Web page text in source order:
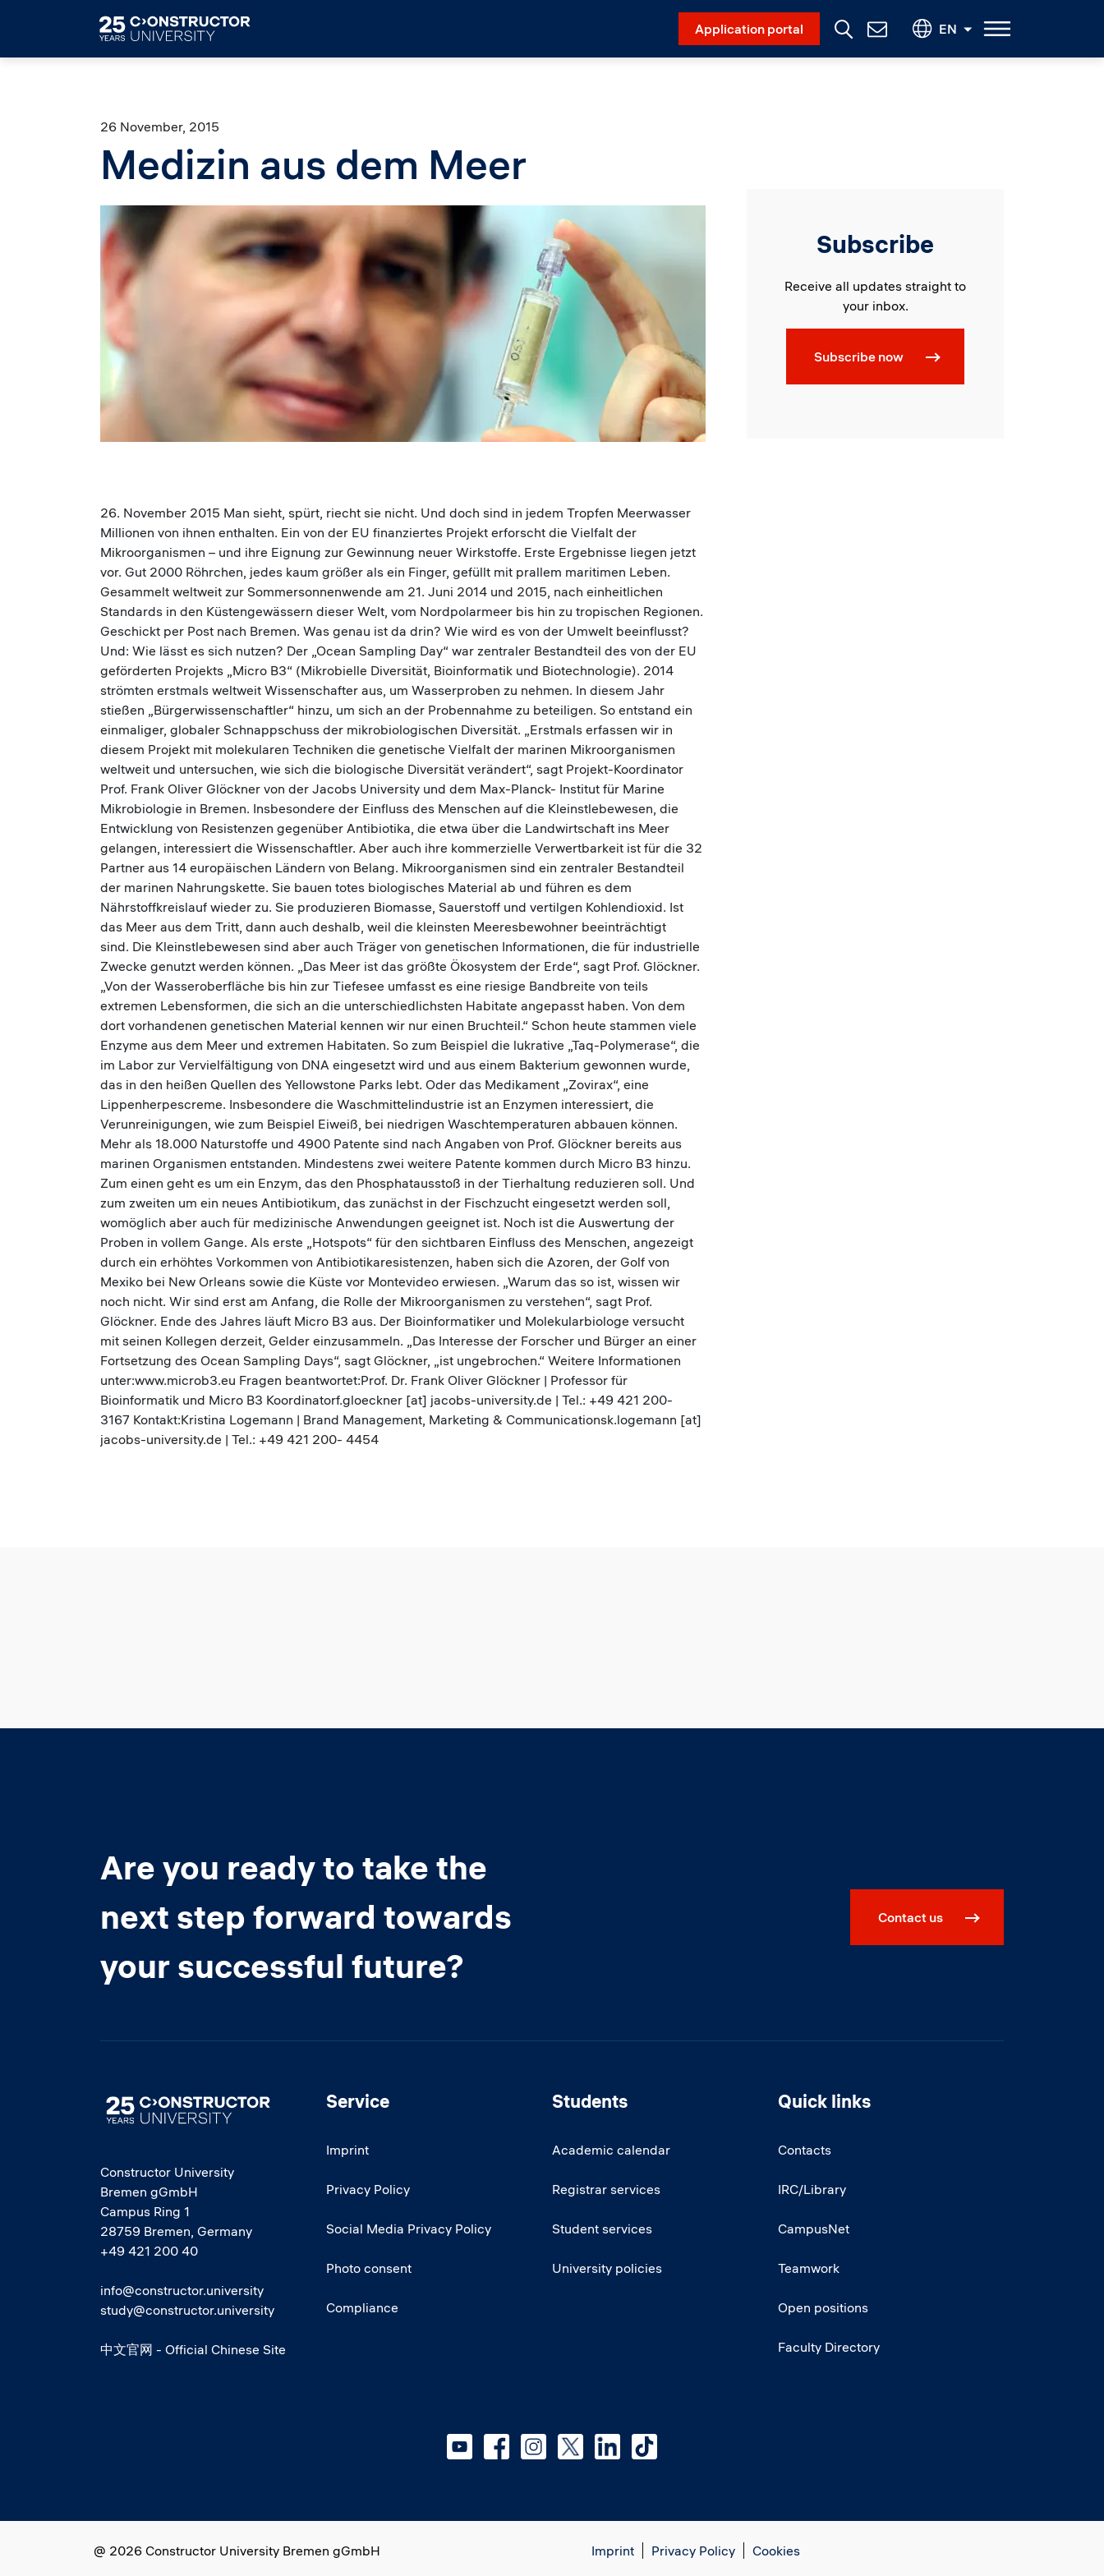
Application portal
Contact
Us
EN
26 November, 2015
Medizin aus dem Meer
Image
26. November 2015 Man sieht, spürt, riecht sie nicht. Und doch sind in jedem Tropfen Meerwasser
Millionen von ihnen enthalten. Ein von der EU finanziertes Projekt erforscht die Vielfalt der
Mikroorganismen – und ihre Eignung zur Gewinnung neuer Wirkstoffe. Erste Ergebnisse liegen jetzt
vor. Gut 2000 Röhrchen, jedes kaum größer als ein Finger, gefüllt mit prallem maritimen Leben.
Gesammelt weltweit zur Sommersonnenwende am 21. Juni 2014 und 2015, nach einheitlichen
Standards in den Küstengewässern dieser Welt, vom Nordpolarmeer bis hin zu tropischen Regionen.
Geschickt per Post nach Bremen. Was genau ist da drin? Wie wird es von der Umwelt beeinflusst?
Und: Wie lässt es sich nutzen? Der „Ocean Sampling Day“ war zentraler Bestandteil des von der EU
geförderten Projekts „Micro B3“ (Mikrobielle Diversität, Bioinformatik und Biotechnologie). 2014
strömten erstmals weltweit Wissenschafter aus, um Wasserproben zu nehmen. In diesem Jahr
stießen „Bürgerwissenschaftler“ hinzu, um sich an der Probennahme zu beteiligen. So entstand ein
einmaliger, globaler Schnappschuss der mikrobiologischen Diversität. „Erstmals erfassen wir in
diesem Projekt mit molekularen Techniken die genetische Vielfalt der marinen Mikroorganismen
weltweit und untersuchen, wie sich die biologische Diversität verändert“, sagt Projekt-Koordinator
Prof. Frank Oliver Glöckner von der Jacobs University und dem Max-Planck- Institut für Marine
Mikrobiologie in Bremen. Insbesondere der Einfluss des Menschen auf die Kleinstlebewesen, die
Entwicklung von Resistenzen gegenüber Antibiotika, die etwa über die Landwirtschaft ins Meer
gelangen, interessiert die Wissenschaftler. Aber auch ihre kommerzielle Verwertbarkeit ist für die 32
Partner aus 14 europäischen Ländern von Belang. Mikroorganismen sind ein zentraler Bestandteil
der marinen Nahrungskette. Sie bauen totes biologisches Material ab und führen es dem
Nährstoffkreislauf wieder zu. Sie produzieren Biomasse, Sauerstoff und vertilgen Kohlendioxid. Ist
das Meer aus dem Tritt, dann auch deshalb, weil die kleinsten Meeresbewohner beeinträchtigt
sind. Die Kleinstlebewesen sind aber auch Träger von genetischen Informationen, die für industrielle
Zwecke genutzt werden können. „Das Meer ist das größte Ökosystem der Erde“, sagt Prof. Glöckner.
„Von der Wasseroberfläche bis hin zur Tiefesee umfasst es eine riesige Bandbreite von teils
extremen Lebensformen, die sich an die unterschiedlichsten Habitate angepasst haben. Von dem
dort vorhandenen genetischen Material kennen wir nur einen Bruchteil.“ Schon heute stammen viele
Enzyme aus dem Meer und extremen Habitaten. So zum Beispiel die lukrative „Taq-Polymerase“, die
im Labor zur Vervielfältigung von DNA eingesetzt wird und aus einem Bakterium gewonnen wurde,
das in den heißen Quellen des Yellowstone Parks lebt. Oder das Medikament „Zovirax“, eine
Lippenherpescreme. Insbesondere die Waschmittelindustrie ist an Enzymen interessiert, die
Verunreinigungen, wie zum Beispiel Eiweiß, bei niedrigen Waschtemperaturen abbauen können.
Mehr als 18.000 Naturstoffe und 4900 Patente sind nach Angaben von Prof. Glöckner bereits aus
marinen Organismen entstanden. Mindestens zwei weitere Patente kommen durch Micro B3 hinzu.
Zum einen geht es um ein Enzym, das den Phosphatausstoß in der Tierhaltung reduzieren soll. Und
zum zweiten um ein neues Antibiotikum, das zunächst in der Fischzucht eingesetzt werden soll,
womöglich aber auch für medizinische Anwendungen geeignet ist. Noch ist die Auswertung der
Proben in vollem Gange. Als erste „Hotspots“ für den sichtbaren Einfluss des Menschen, angezeigt
durch ein erhöhtes Vorkommen von Antibiotikaresistenzen, haben sich die Azoren, der Golf von
Mexiko bei New Orleans sowie die Küste vor Montevideo erwiesen. „Warum das so ist, wissen wir
noch nicht. Wir sind erst am Anfang, die Rolle der Mikroorganismen zu verstehen“, sagt Prof.
Glöckner. Ende des Jahres läuft Micro B3 aus. Der Bioinformatiker und Molekularbiologe versucht
mit seinen Kollegen derzeit, Gelder einzusammeln. „Das Interesse der Forscher und Bürger an einer
Fortsetzung des Ocean Sampling Days“, sagt Glöckner, „ist ungebrochen.“ Weitere Informationen
unter:www.microb3.eu Fragen beantwortet:Prof. Dr. Frank Oliver Glöckner | Professor für
Bioinformatik und Micro B3 Koordinatorf.gloeckner [at] jacobs-university.de | Tel.: +49 421 200-
3167 Kontakt:Kristina Logemann | Brand Management, Marketing & Communicationsk.logemann [at]
jacobs-university.de | Tel.: +49 421 200- 4454
Subscribe
Receive all updates straight to
your inbox.
Subscribe now
Are you ready to take the
next step forward towards
your successful future?
Contact us
Image
Constructor University
Bremen gGmbH
Campus Ring 1
28759 Bremen, Germany
+49 421 200 40
info@constructor.university
study@constructor.university
中文官网 - Official Chinese Site
Service
Imprint
Privacy Policy
Social Media Privacy Policy
Photo consent
Compliance
Students
Academic calendar
Registrar services
Student services
University policies
Quick links
Contacts
IRC/Library
CampusNet
Teamwork
Open positions
Faculty Directory
@ 2026 Constructor University Bremen gGmbH Imprint Privacy Policy Cookies